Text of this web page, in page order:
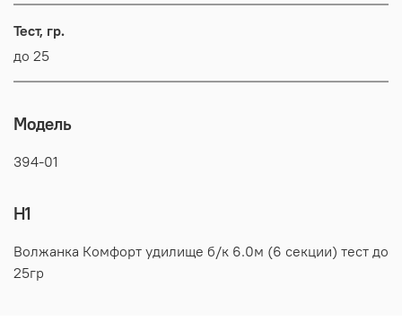
Тест, гр.
до 25
Модель
394-01
H1
Волжанка Комфорт удилище б/к 6.0м (6 секции) тест до
25гр